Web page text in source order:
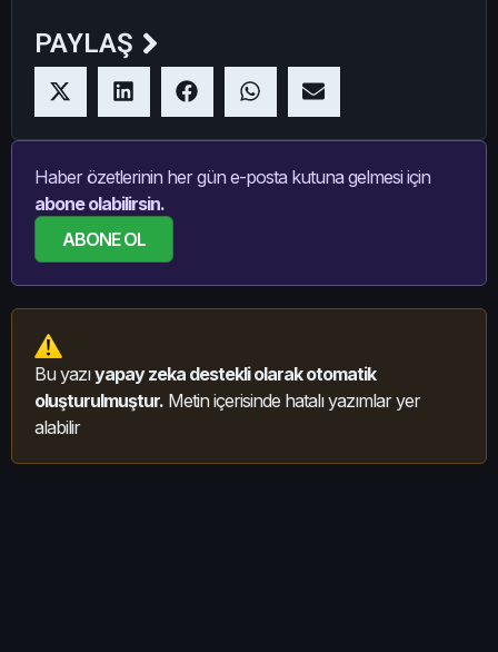
PAYLAŞ
Haber özetlerinin her gün e-posta kutuna gelmesi için
abone olabilirsin.
ABONE OL
Bu yazıyapay zeka destekli olarak otomatik
oluşturulmuştur. Metin içerisinde hatalı yazımlar yer
alabilir